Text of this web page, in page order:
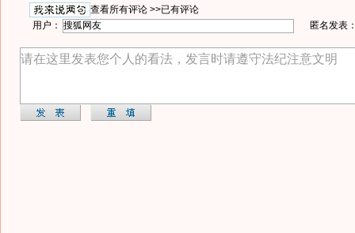
查看所有评论 >>已有评论
用户：
匿名发表